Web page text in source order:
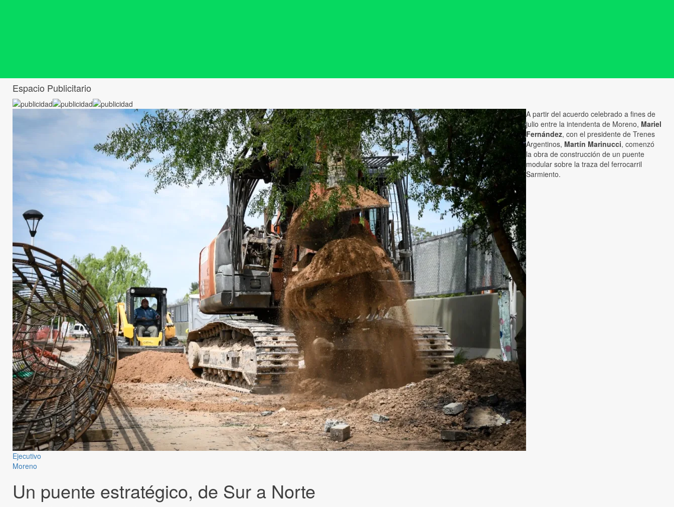
Espacio Publicitario
Ejecutivo
Moreno
Un puente estratégico, de Sur a Norte
A partir del acuerdo celebrado a fines de
julio entre la intendenta de Moreno, Mariel
Fernández, con el presidente de Trenes
Argentinos, Martín Marinucci, comenzó
la obra de construcción de un puente
modular sobre la traza del ferrocarril
Sarmiento.